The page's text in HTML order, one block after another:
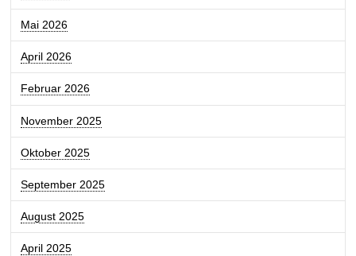
Mai 2026
April 2026
Februar 2026
November 2025
Oktober 2025
September 2025
August 2025
April 2025